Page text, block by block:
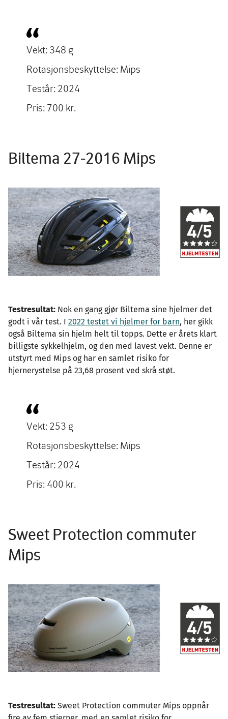
Vekt: 348 g
Rotasjonsbeskyttelse: Mips
Testår: 2024
Pris: 700 kr.
Biltema 27-2016 Mips
Testresultat: Nok en gang gjør Biltema sine hjelmer det
godt i vår test. I 2022 testet vi hjelmer for barn, her gikk
også Biltema sin hjelm helt til topps. Dette er årets klart
billigste sykkelhjelm, og den med lavest vekt. Denne er
utstyrt med Mips og har en samlet risiko for
hjernerystelse på 23,68 prosent ved skrå støt.
Vekt: 253 g
Rotasjonsbeskyttelse: Mips
Testår: 2024
Pris: 400 kr.
Sweet Protection commuter
Mips
Testresultat: Sweet Protection commuter Mips oppnår